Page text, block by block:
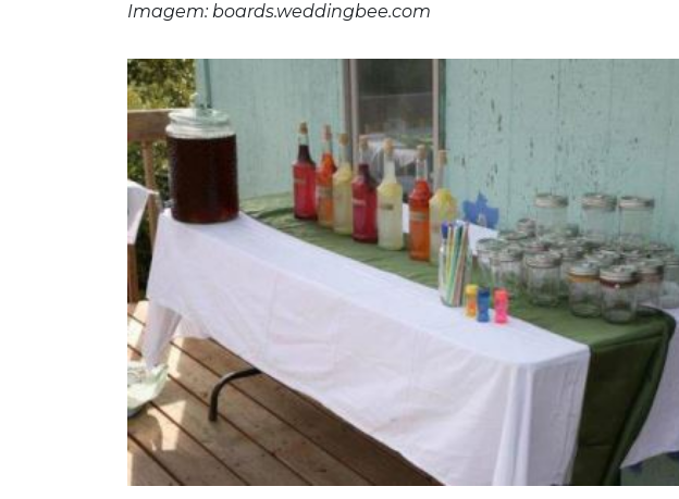
Imagem: boards.weddingbee.com